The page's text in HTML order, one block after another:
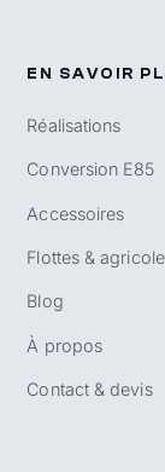
EN SAVOIR
Réalisations
Conversion E85
Accessoires
Flottes & agricole
Blog
À propos
Contact & devis